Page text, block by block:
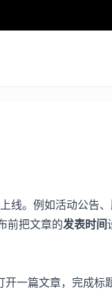
线。例如活动公告
前把文章的发表时间
开一篇文章，完成标